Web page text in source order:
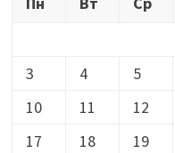
3
4 5
10
11 12
17
18 19